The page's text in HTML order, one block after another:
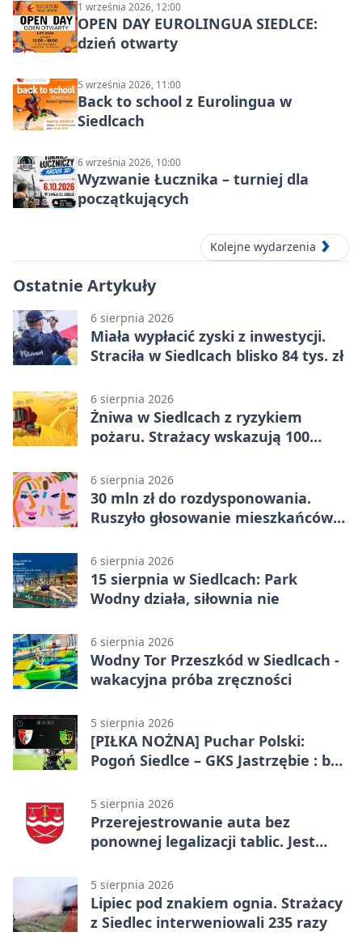
1 września 2026, 12:00
OPEN DAY EUROLINGUA SIEDLCE:
dzień otwarty
5 września 2026, 11:00
Back to school z Eurolingua w
Siedlcach
6 września 2026, 10:00
Wyzwanie Łucznika – turniej dla
początkujących
Kolejne wydarzenia
Ostatnie Artykuły
6 sierpnia 2026
Miała wypłacić zyski z inwestycji.
Straciła w Siedlcach blisko 84 tys. zł
6 sierpnia 2026
Żniwa w Siedlcach z ryzykiem
pożaru. Strażacy wskazują 100
6 sierpnia 2026
30 mln zł do rozdysponowania.
Ruszyło głosowanie mieszkańców
6 sierpnia 2026
15 sierpnia w Siedlcach: Park
Wodny działa, siłownia nie
6 sierpnia 2026
Wodny Tor Przeszkód w Siedlcach -
wakacyjna próba zręczności
5 sierpnia 2026
[PIŁKA NOŻNA] Puchar Polski:
Pogoń Siedlce – GKS Jastrzębie : bez
5 sierpnia 2026
Przerejestrowanie auta bez
ponownej legalizacji tablic. Jest
5 sierpnia 2026
Lipiec pod znakiem ognia. Strażacy
z Siedlec interweniowali 235 razy